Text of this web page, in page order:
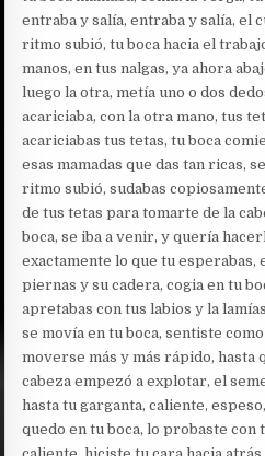
entraba y salía, entraba y salía, el
ritmo subió, tu boca hacia el
manos, en tus nalgas, ya ahora
luego la otra, metía uno o dos
acariciaba, con la otra mano, tus
acariciabas tus tetas, tu boca
esas mamadas que das tan ricas,
ritmo subió, sudabas
de tus tetas para tomarte de la
boca, se iba a venir, y quería
exactamente lo que tu esperabas,
piernas y su cadera, cogia en tu
apretabas con tus labios y la
se movía en tu boca, sentiste
moverse más y más rápido, hasta
cabeza empezó a explotar, el
hasta tu garganta, caliente,
quedo en tu boca, lo probaste con